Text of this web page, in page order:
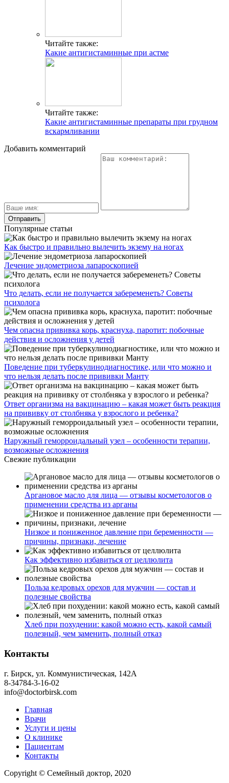
Читайте также:
Какие антигистаминные при астме
Читайте также:
Какие антигистаминные препараты при грудном
вскармливании
Добавить комментарий
Популярные статьи
Как быстро и правильно вылечить экзему на ногах
Лечение эндометриоза лапароскопией
Что делать, если не получается забеременеть? Советы
психолога
Чем опасна прививка корь, краснуха, паротит: побочные
действия и осложнения у детей
Поведение при туберкулинодиагностике, или что можно и
что нельзя делать после прививки Манту
Ответ организма на вакцинацию – какая может быть реакция
на прививку от столбняка у взрослого и ребенка?
Наружный геморроидальный узел – особенности терапии,
возможные осложнения
Свежие публикации
Аргановое масло для лица — отзывы косметологов о
применении средства из арганы
Низкое и пониженное давление при беременности —
причины, признаки, лечение
Как эффективно избавиться от целлюлита
Польза кедровых орехов для мужчин — состав и
полезные свойства
Хлеб при похудении: какой можно есть, какой самый
полезный, чем заменить, полный отказ
Контакты
г. Бирск, ул. Коммунистическая, 142А
8-34784-3-16-02
info@doctorbirsk.com
Главная
Врачи
Услуги и цены
О клинике
Пациентам
Контакты
Copyright © Семейный доктор, 2020